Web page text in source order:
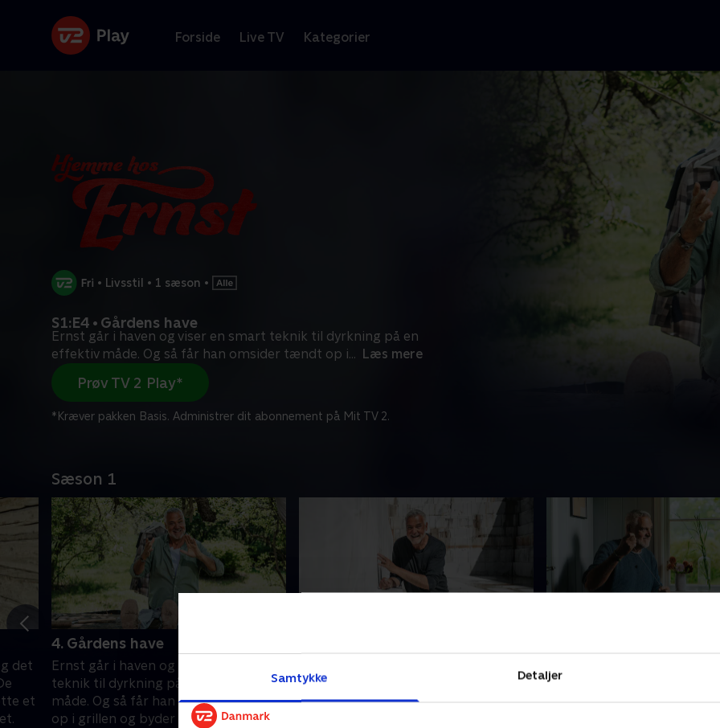
Samtykke Detaljer
Forside Live TV Kategorier
• Livsstil • 1 sæson •
S1:E4 • Gårdens have
Ernst går i haven og viser en smart teknik til dyrkning på en
effektiv måde. Og så får han omsider tændt op i... Læs mere
Prøv TV 2 Play*
*Kræver pakken Basis. Administrer dit abonnement på Mit TV 2.
Sæson 1
det
et
4. Gårdens have
Ernst går i haven og viser en smart
teknik til dyrkning på en effektiv
måde. Og så får han omsider tændt
op i grillen og byder på en rigtig
piftes op. Ernst skaber en gallerivæg,
der giver rummet karakter, og hvor
kærlighed, og Ernst bygger